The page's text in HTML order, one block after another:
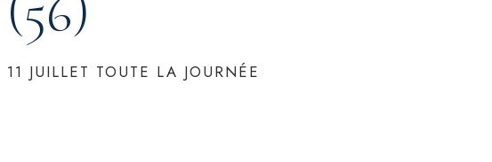
11 JUILLET TOUTE LA JOURNÉE